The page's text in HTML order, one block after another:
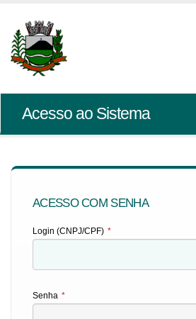
Acesso ao Sistema
ACESSO COM SENHA
Login (CNPJ/CPF) *
Senha *